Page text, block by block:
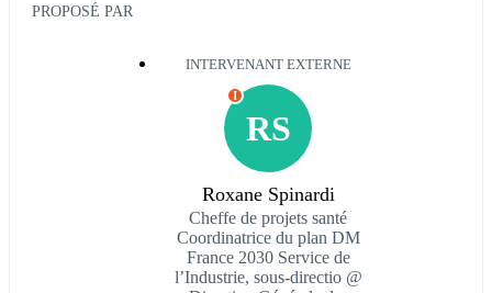
PROPOSÉ PAR
INTERVENANT EXTERNE
RS
I
Roxane Spinardi
Cheffe de projets santé
Coordinatrice du plan DM
France 2030 Service de
l’Industrie, sous-directio @